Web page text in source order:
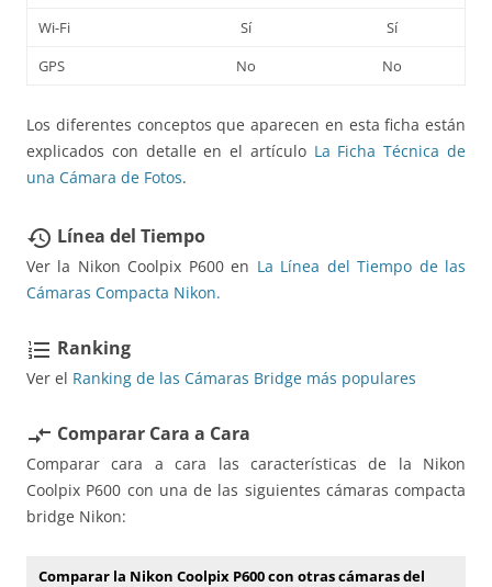
Wi-Fi
Sí
Sí
GPS
No No
Los diferentes conceptos que aparecen en esta ficha están
explicados con detalle en el artículo La Ficha Técnica de
una Cámara de Fotos.
restore Línea del Tiempo
Ver la Nikon Coolpix P600 en La Línea del Tiempo de las
Cámaras Compacta Nikon.
format_list_numbered Ranking
Ver el Ranking de las Cámaras Bridge más populares
compare_arrows Comparar Cara a Cara
Comparar cara a cara las características de la Nikon
Coolpix P600 con una de las siguientes cámaras compacta
bridge Nikon:
Comparar la Nikon Coolpix P600 con otras cámaras del